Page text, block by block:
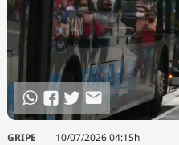
GRIPE 10/07/2026 04:15h